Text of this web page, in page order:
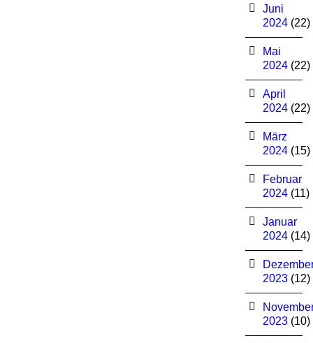
Juni
2024 (22)
Mai
2024 (22)
April
2024 (22)
März
2024 (15)
Februar
2024 (11)
Januar
2024 (14)
2023 (12)
2023 (10)